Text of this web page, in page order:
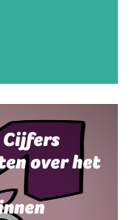
over het